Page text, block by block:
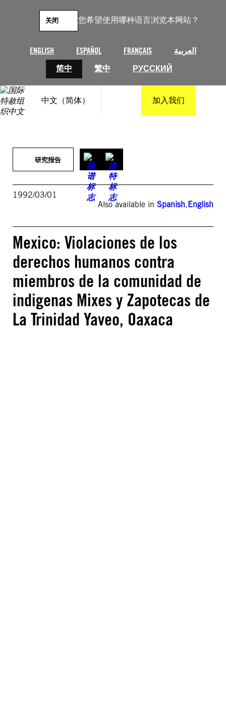
您希望使用哪种语言浏览本网站？
ENGLISH ESPAÑOL FRANÇAIS
العربية
简中
繁中 РУССКИЙ
关闭
中文（简体） 加入我们
研究报告
1992/03/01
Also available in Spanish,English
Mexico: Violaciones de los
derechos humanos contra
miembros de la comunidad de
indigenas Mixes y Zapotecas de
La Trinidad Yaveo, Oaxaca